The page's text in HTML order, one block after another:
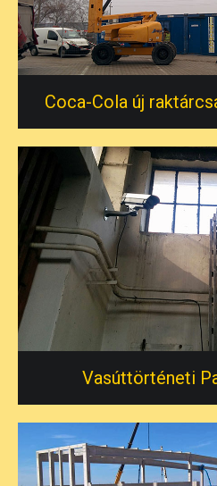
Coca-Cola új
Vasúttörténeti